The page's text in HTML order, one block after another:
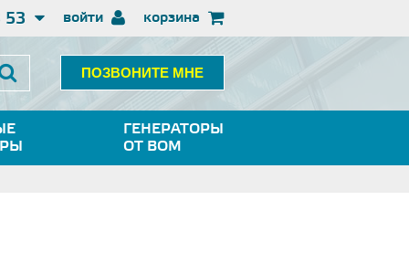
войти
53 корзина
ПОЗВОНИТЕ МНЕ
ГЕНЕРАТОРЫ
ОТ ВОМ